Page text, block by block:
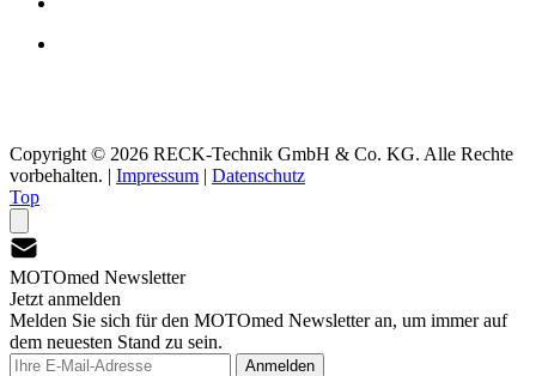
Copyright © 2026 RECK-Technik GmbH & Co. KG. Alle Rechte
vorbehalten. | Impressum | Datenschutz
Top
MOTOmed Newsletter
Jetzt anmelden
Melden Sie sich für den MOTOmed Newsletter an, um immer auf
dem neuesten Stand zu sein.
Anmelden